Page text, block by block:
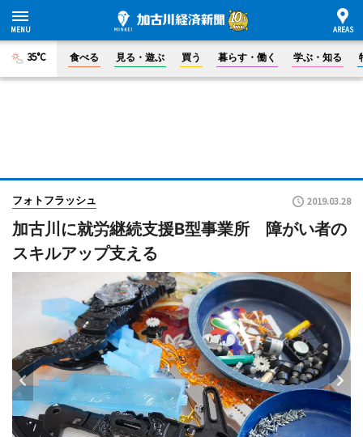
35°C 食べる 見る・遊ぶ 買う 暮らす・働く 学ぶ・知る
フォトフラッシュ 2019.03.28
加古川に就労継続支援B型事業所 障がい者の
スキルアップ支える